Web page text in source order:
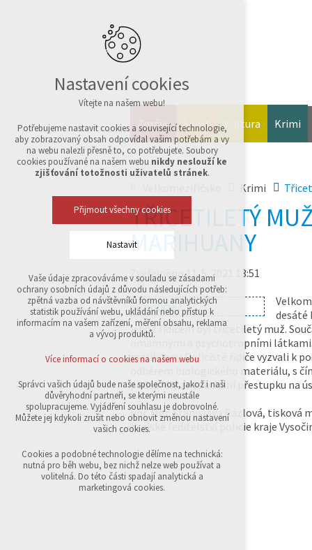
Zprávy Sport Kultura Krimi
Krimi
TŘICETILETÝ
MARIHUANY
Zveřejněno 11. 5. 2021 13:51
desáté
jehož řidičem byl třicetiletý muž.
omamnými a psychotropními
marihuany. Policisté řidiče vyzvali k
odběrem biologického materiálu, s
podezřelý ze spáchání přestupku na
por. Mgr. Stanislava Rázlová, tisková
Krajské ředitelství policie kraje
Nastavení cookies
Vítejte na našem webu!
Potřebujeme nastavit cookies a související technologie,
aby zobrazovaný obsah odpovídal vašim potřebám a vy
na webu nalezli přesně to, co potřebujete. Soubory
cookies používané na našem webu nikdy neslouží ke
zjišťování totožnosti uživatelů stránek.
Přijmout všechny cookies
Nastavit
Technická cookies
nutná pro provozování webu
udržení kontextu stránek (session): případná
přihlášení, volby jazyka, apod.
analytická pro anonymizované vyhodnocení
návštěvnosti
marketingová cookies (Google,Sklik)
Více informací o cookies na našem webu
Přijmout všechny cookies
Odmítnout vše
Vaše údaje zpracováváme v souladu se zásadami
ochrany osobních údajů z důvodu následujících potřeb:
zpětná vazba od návštěvníků formou analytických
statistik používání webu, ukládání nebo přístup k
informacím na vašem zařízení, měření obsahu, reklama
a vývoj produktů.
Více informací o cookies na našem webu
Správci vašich údajů bude naše společnost, jakož i naši
důvěryhodní partneři, se kterými neustále
spolupracujeme. Vyjádření souhlasu je dobrovolné.
Můžete jej kdykoli zrušit nebo obnovit změnou nastavení
vašich cookies.
Cookies a podobné technologie dělíme na technická:
nutná pro běh webu, bez nichž nelze web používat a
volitelná. Do této části spadají analytická a
marketingová cookies.